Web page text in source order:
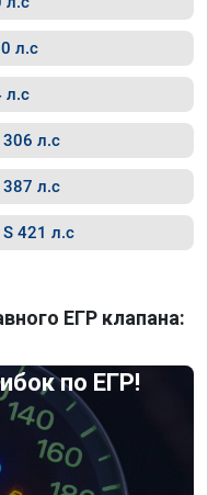
л.с
л.с
306 л.с
387 л.с
421 л.с
ЕГР клапана:
по ЕГР!